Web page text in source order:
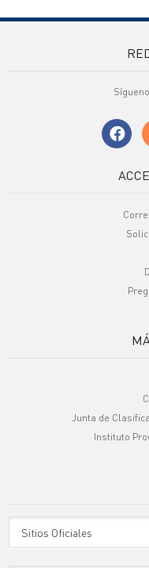
Junta de
Instituto